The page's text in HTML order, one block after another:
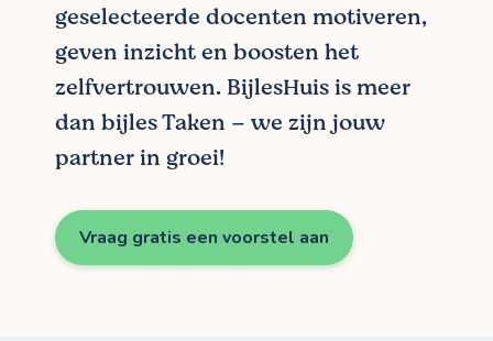
geselecteerde docenten motiveren,
geven inzicht en boosten het
zelfvertrouwen. BijlesHuis is meer
dan bijles Taken – we zijn jouw
partner in groei!
Vraag gratis een voorstel aan